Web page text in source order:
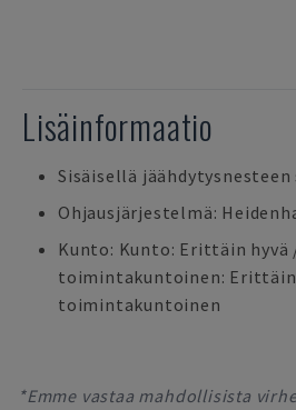
Lisäinformaatio
Sisäisellä
Ohjausjärjestelmä:
Kunto: Kunto: Erittäin hyvä
toimintakuntoinen: Erittäin
toimintakuntoinen
*Emme vastaa mahdollisista